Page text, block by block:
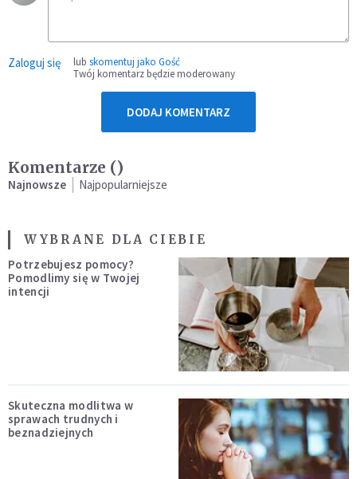
Zaloguj się lub skomentuj jako Gość
Twój komentarz będzie moderowany
DODAJ KOMENTARZ
Komentarze ()
Najnowsze Najpopularniejsze
WYBRANE DLA CIEBIE
Potrzebujesz pomocy?
Pomodlimy się w Twojej
intencji
Skuteczna modlitwa w
sprawach trudnych i
beznadziejnych